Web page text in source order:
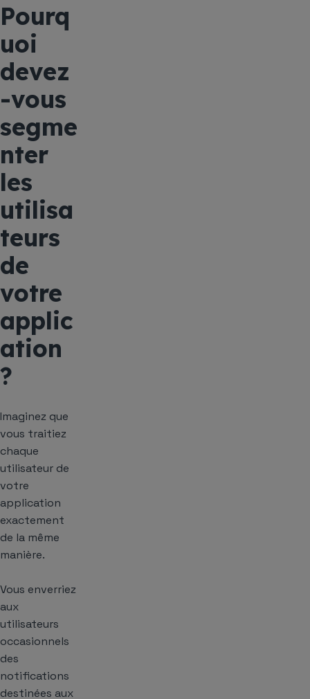
Pourq
uoi
devez
-vous
segme
nter
les
utilisa
teurs
de
votre
applic
ation
?
Imaginez que
vous traitiez
chaque
utilisateur de
votre
application
exactement
de la même
manière.
Vous enverriez
aux
utilisateurs
occasionnels
des
notifications
destinées aux